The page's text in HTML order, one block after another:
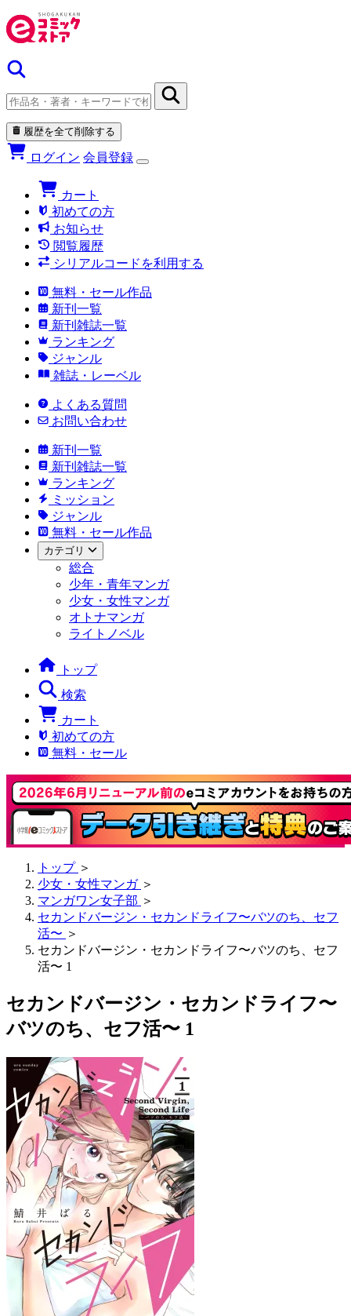
履歴を全て削除する
ログイン 会員登録
カート
初めての方
お知らせ
閲覧履歴
シリアルコードを利用する
無料・セール作品
新刊一覧
新刊雑誌一覧
ランキング
ジャンル
雑誌・レーベル
よくある質問
お問い合わせ
新刊一覧
新刊雑誌一覧
ランキング
ミッション
ジャンル
無料・セール作品
カテゴリ
総合
少年・青年マンガ
少女・女性マンガ
オトナマンガ
ライトノベル
トップ
検索
カート
初めての方
無料・セール
トップ ＞
少女・女性マンガ ＞
マンガワン女子部 ＞
セカンドバージン・セカンドライフ〜バツのち、セフ
活〜 ＞
セカンドバージン・セカンドライフ〜バツのち、セフ
活〜 1
セカンドバージン・セカンドライフ〜
バツのち、セフ活〜 1